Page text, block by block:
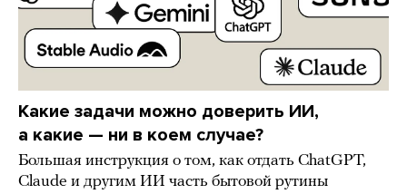
Какие задачи можно доверить ИИ,
а какие — ни в коем случае?
Большая инструкция о том, как отдать ChatGPT,
Claude и другим ИИ часть бытовой рутины